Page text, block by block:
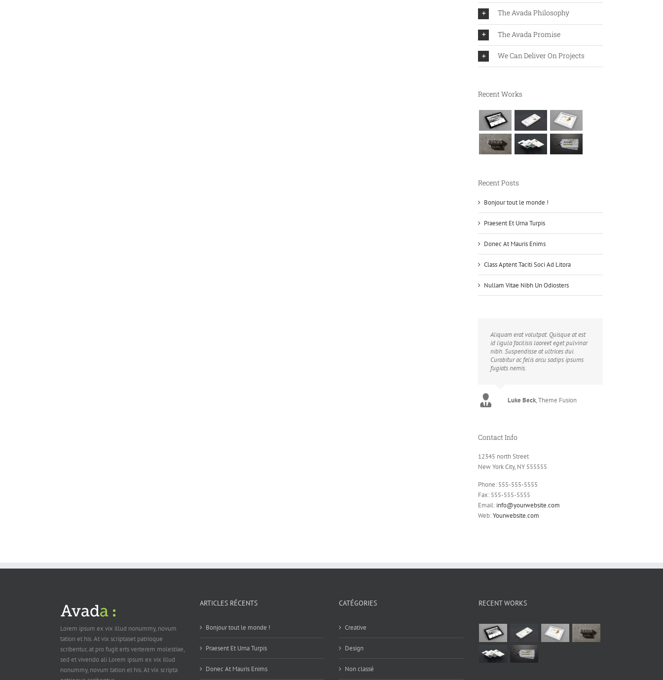
The Avada Philosophy
The Avada Promise
We Can Deliver On Projects
Recent Works
Recent Posts
Bonjour tout le monde !
Praesent Et Urna Turpis
Donec At Mauris Enims
Class Aptent Taciti Soci Ad Litora
Nullam Vitae Nibh Un Odiosters
Aliquam erat volutpat. Quisque at est
id ligula facilisis laoreet eget pulvinar
nibh. Suspendisse at ultrices dui.
Curabitur ac felis arcu sadips ipsums
fugiats nemis.
Luke Beck,Theme Fusion
Contact Info
12345 north Street
New York City, NY 555555
Phone: 555-555-5555
Fax: 555-555-5555
Email: info@yourwebsite.com
Web:Yourwebsite.com
Lorem ipsum ex vix illud nonummy, novum
tation et his. At vix scriptaset patrioque
scribentur, at pro fugit erts verterem molestiae,
sed et vivendo ali Lorem ipsum ex vix illud
nonummy, novum tation et his. At vix scripta
ARTICLES RÉCENTS
Bonjour tout le monde !
Praesent Et Urna Turpis
Donec At Mauris Enims
CATÉGORIES
Creative
Design
Non classé
RECENT WORKS